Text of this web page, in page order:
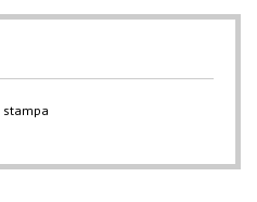
stampa